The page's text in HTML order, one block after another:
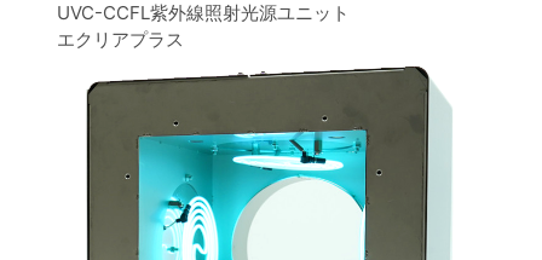
UVC-CCFL紫外線照射光源ユニット
エクリアプラス